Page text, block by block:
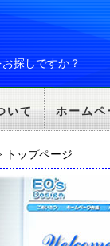
探しですか？
いて ホームペ
トップページ